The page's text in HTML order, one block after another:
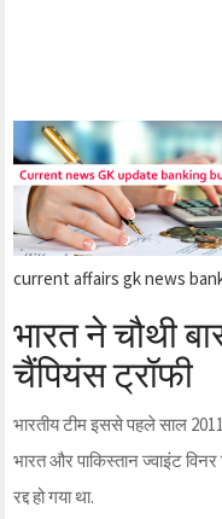
current affairs gk news
भारत ने चौथी
चैंपियंस ट्रॉफी
भारतीय टीम इससे पहले साल
भारत और पाकिस्तान ज्वाइंट
रद्द हो गया था.